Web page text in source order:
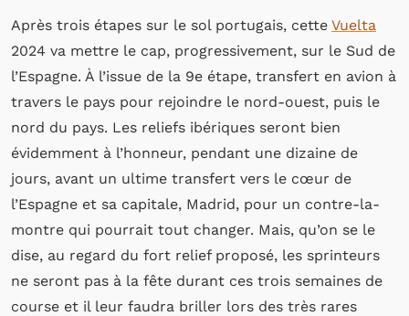
Après trois étapes sur le sol portugais, cette Vuelta
2024 va mettre le cap, progressivement, sur le Sud de
l’Espagne. À l’issue de la 9e étape, transfert en avion à
travers le pays pour rejoindre le nord-ouest, puis le
nord du pays. Les reliefs ibériques seront bien
évidemment à l’honneur, pendant une dizaine de
jours, avant un ultime transfert vers le cœur de
l’Espagne et sa capitale, Madrid, pour un contre-la-
montre qui pourrait tout changer. Mais, qu’on se le
dise, au regard du fort relief proposé, les sprinteurs
ne seront pas à la fête durant ces trois semaines de
course et il leur faudra briller lors des très rares